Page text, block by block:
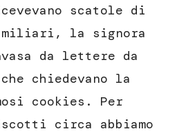
scatole di
la signora
da lettere da
chiedevano la
cookies. Per
circa abbiamo